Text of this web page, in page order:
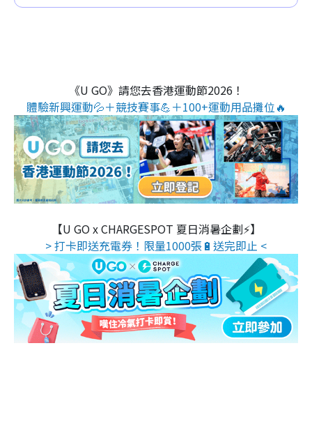
《U GO》請您去香港運動節2026！
體驗新興運動💦＋競技賽事💪＋100+運動用品攤位🔥
【U GO x CHARGESPOT 夏日消暑企劃⚡】
> 打卡即送充電券！限量1000張🔋送完即止 <